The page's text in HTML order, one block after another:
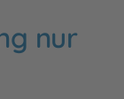
nur